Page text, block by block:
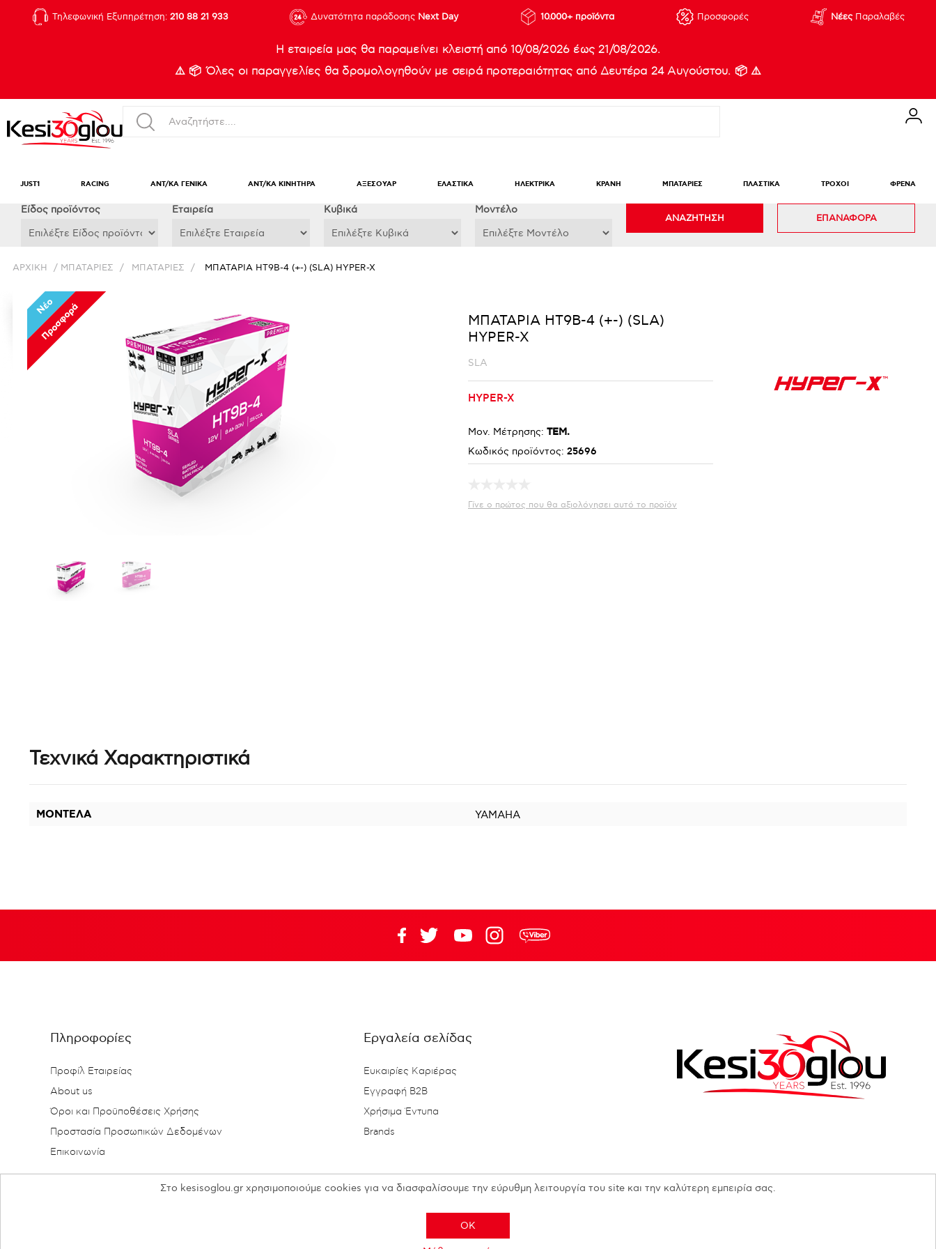
Τηλεφωνική Εξυπηρέτηση: 210 88 21 933 Δυνατότητα παράδοσης Next Day 10.000+ προϊόντα Προσφορές ΝέεςΠαραλαβές
Η εταιρεία μας θα παραμείνει κλειστή από 10/08/2026 έως 21/08/2026.
⚠️ 📦 Όλες οι παραγγελίες θα δρομολογηθούν με σειρά προτεραιότητας από Δευτέρα 24 Αυγούστου. 📦 ⚠️
JUST1 RACING ΑΝΤ/ΚΑ ΓΕΝΙΚΑ ΑΝΤ/ΚΑ ΚΙΝΗΤΗΡΑ ΑΞΕΣΟΥΑΡ ΕΛΑΣΤΙΚΑ ΗΛΕΚΤΡΙΚΑ ΚΡΑΝΗ ΜΠΑΤΑΡΙΕΣ ΠΛΑΣΤΙΚΑ ΤΡΟΧΟΙ ΦΡΕΝΑ
Eίδος προϊόντος Εταιρεία Κυβικά Μοντέλο
ΑΝΑΖΗΤΗΣΗ ΕΠΑΝΑΦΟΡΑ
ΑΡΧΙΚΉ / ΜΠΑΤΑΡΙΕΣ / ΜΠΑΤΑΡΙΕΣ / ΜΠΑΤΑΡΙΑ HT9B-4 (+-) (SLA) HYPER-X
Νέο
Προσφορά
ΜΠΑΤΑΡΙΑ HT9B-4 (+-) (SLA)
HYPER-X
SLA
HYPER-X
Μον. Μέτρησης: ΤΕΜ.
Κωδικός προϊόντος: 25696
Γίνε ο πρώτος που θα αξιολόγησει αυτό το προϊόν
Τεχνικά Χαρακτηριστικά
ΜΟΝΤΕΛΑ YAMAHA
Πληροφορίες
Προφίλ Εταιρείας
About us
Όροι και Προϋποθέσεις Χρήσης
Προστασία Προσωπικών Δεδομένων
Επικοινωνία
Εργαλεία σελίδας
Ευκαιρίες Καριέρας
Εγγραφή B2B
Χρήσιμα Έντυπα
Brands
Copyright © 2026 N. KESISOGLOU S.A. - All rights reserved
Στο kesisoglou.gr χρησιμοποιούμε cookies για να διασφαλίσουμε την εύρυθμη λειτουργία του site και την καλύτερη εμπειρία σας.
OK